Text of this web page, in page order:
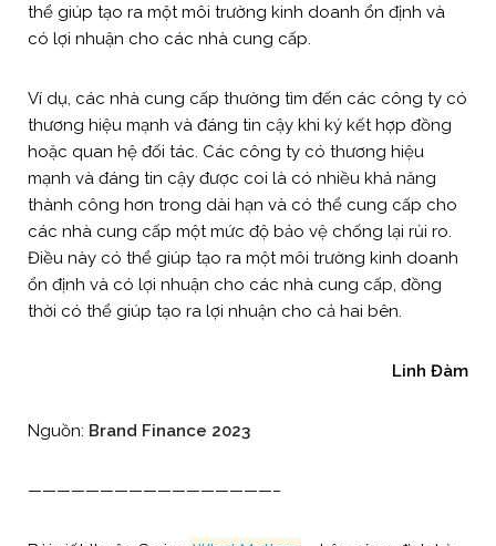
thể giúp tạo ra một môi trường kinh doanh ổn định và
có lợi nhuận cho các nhà cung cấp.
Ví dụ, các nhà cung cấp thường tìm đến các công ty có
thương hiệu mạnh và đáng tin cậy khi ký kết hợp đồng
hoặc quan hệ đối tác. Các công ty có thương hiệu
mạnh và đáng tin cậy được coi là có nhiều khả năng
thành công hơn trong dài hạn và có thể cung cấp cho
các nhà cung cấp một mức độ bảo vệ chống lại rủi ro.
Điều này có thể giúp tạo ra một môi trường kinh doanh
ổn định và có lợi nhuận cho các nhà cung cấp, đồng
thời có thể giúp tạo ra lợi nhuận cho cả hai bên.
Linh Đàm
Nguồn: Brand Finance 2023
—————————————————–